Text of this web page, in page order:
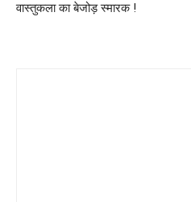
वास्तुकला का बेजोड़ स्मारक !